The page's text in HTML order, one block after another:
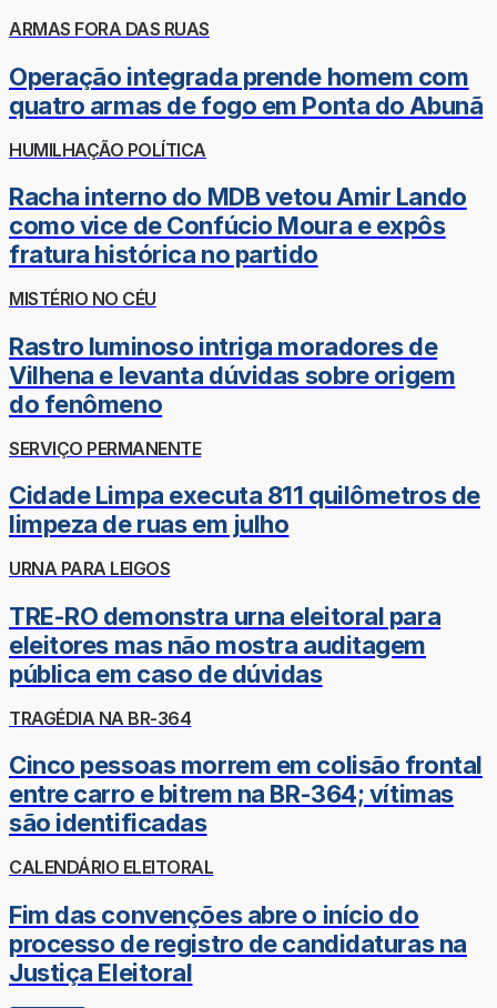
ARMAS FORA DAS RUAS
Operação integrada prende homem com
quatro armas de fogo em Ponta do Abunã
HUMILHAÇÃO POLÍTICA
Racha interno do MDB vetou Amir Lando
como vice de Confúcio Moura e expôs
fratura histórica no partido
MISTÉRIO NO CÉU
Rastro luminoso intriga moradores de
Vilhena e levanta dúvidas sobre origem
do fenômeno
SERVIÇO PERMANENTE
Cidade Limpa executa 811 quilômetros de
limpeza de ruas em julho
URNA PARA LEIGOS
TRE-RO demonstra urna eleitoral para
eleitores mas não mostra auditagem
pública em caso de dúvidas
TRAGÉDIA NA BR-364
Cinco pessoas morrem em colisão frontal
entre carro e bitrem na BR-364; vítimas
são identificadas
CALENDÁRIO ELEITORAL
Fim das convenções abre o início do
processo de registro de candidaturas na
Justiça Eleitoral